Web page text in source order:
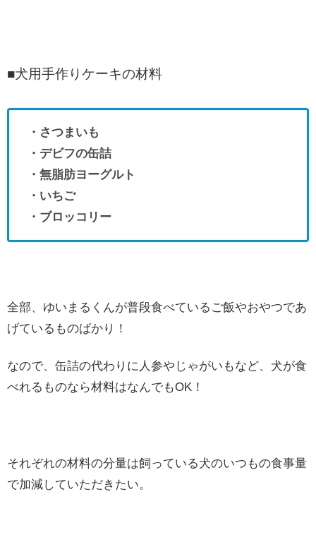
■犬用手作りケーキの材料
・さつまいも
・デビフの缶詰
・無脂肪ヨーグルト
・いちご
・ブロッコリー
全部、ゆいまるくんが普段食べているご飯やおやつであ
げているものばかり！
なので、缶詰の代わりに人参やじゃがいもなど、犬が食
べれるものなら材料はなんでもOK！
それぞれの材料の分量は飼っている犬のいつもの食事量
で加減していただきたい。